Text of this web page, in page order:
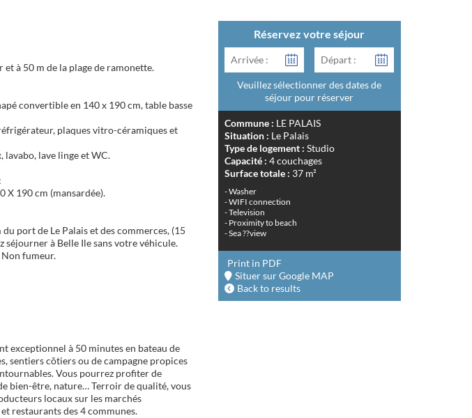
et à 50 m de la plage de ramonette.
convertible en 140 x 190 cm, table basse
plaques vitro-céramiques et
lavabo, lave linge et WC.
X 190 cm (mansardée).
port de Le Palais et des commerces, (15
séjourner à Belle Ile sans votre véhicule.
fumeur.
exceptionnel à 50 minutes en bateau de
sentiers côtiers ou de campagne propices
Vous pourrez profiter de
bien-être, nature… Terroir de qualité, vous
locaux sur les marchés
restaurants des 4 communes.
Réservez votre séjour
Veuillez sélectionner des dates de
séjour pour réserver
Commune : LE PALAIS
Situation : Le Palais
Type de logement : Studio
Capacité : 4 couchages
Surface totale : 37 m²
- Washer
- WIFI connection
- Television
- Proximity to beach
- Sea ??view
Print in PDF
Situer sur Google MAP
Back to results